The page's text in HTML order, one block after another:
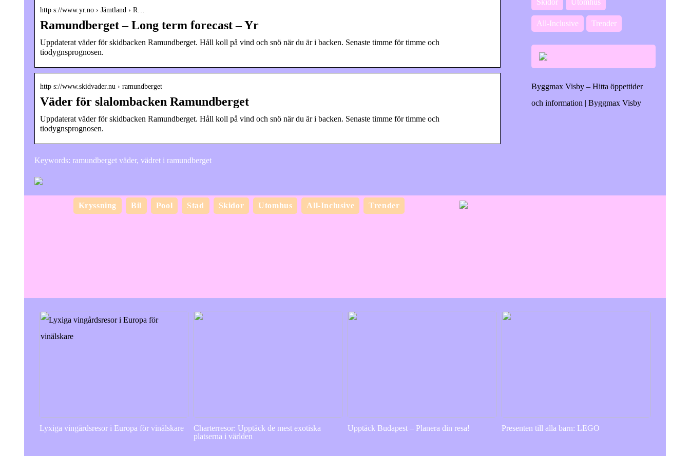
http s://www.yr.no › Jämtland › R…
Ramundberget – Long term forecast – Yr
Uppdaterat väder för skidbacken Ramundberget. Håll koll på vind och snö när du är i backen. Senaste timme för timme och
tiodygnsprognosen.
http s://www.skidvader.nu › ramundberget
Väder för slalombacken Ramundberget
Uppdaterat väder för skidbacken Ramundberget. Håll koll på vind och snö när du är i backen. Senaste timme för timme och
tiodygnsprognosen.
Keywords: ramundberget väder, vädret i ramundberget
Skidor Utomhus
All-Inclusive Trender
Byggmax Visby – Hitta öppettider
och information | Byggmax Visby
Kryssning Bil Pool Stad Skidor Utomhus All-Inclusive Trender
Lyxiga vingårdsresor i Europa för vinälskare
Charterresor: Upptäck de mest exotiska
platserna i världen
Upptäck Budapest – Planera din resa! Presenten till alla barn: LEGO